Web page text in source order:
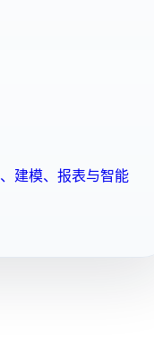
建模、报表与智能